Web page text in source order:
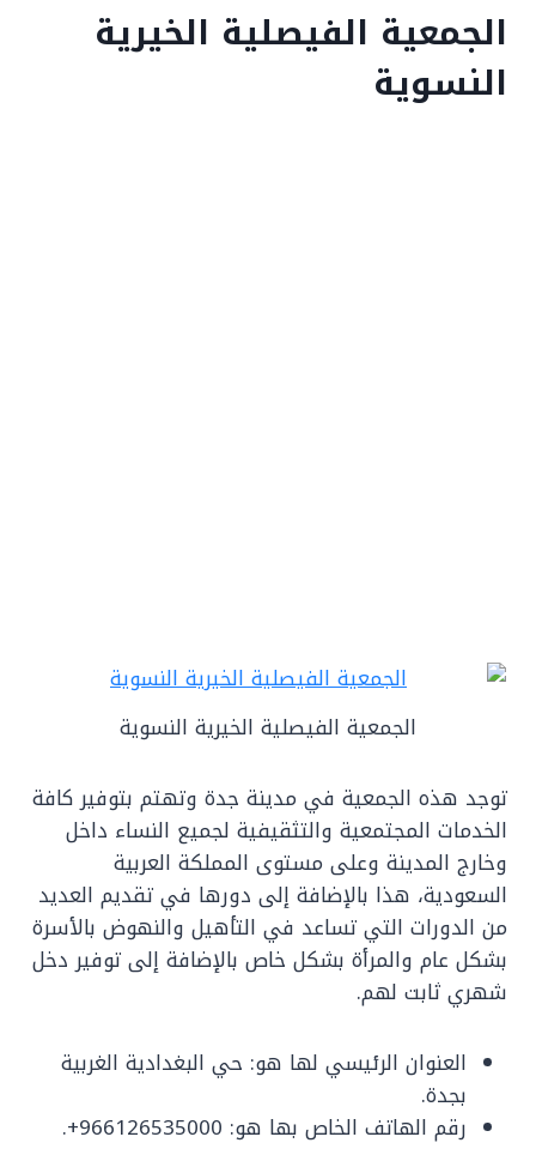
الجمعية الفيصلية الخيرية
النسوية
الجمعية الفيصلية الخيرية النسوية
توجد هذه الجمعية في مدينة جدة وتهتم بتوفير كافة
الخدمات المجتمعية والتثقيفية لجميع النساء داخل
وخارج المدينة وعلى مستوى المملكة العربية
السعودية، هذا بالإضافة إلى دورها في تقديم العديد
من الدورات التي تساعد في التأهيل والنهوض بالأسرة
بشكل عام والمرأة بشكل خاص بالإضافة إلى توفير دخل
شهري ثابت لهم.
العنوان الرئيسي لها هو: حي البغدادية الغربية
بجدة.
رقم الهاتف الخاص بها هو: 966126535000+.